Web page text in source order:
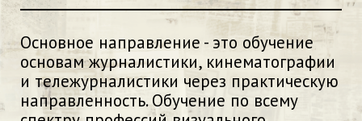
Основное направление - это обучение
основам журналистики, кинематографии
и тележурналистики через практическую
направленность. Обучение по всему